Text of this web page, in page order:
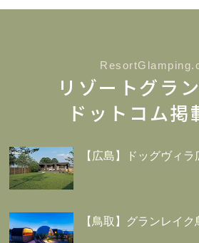
リゾートグラ
ドットコム掲
【広島】ドッグヴィラ
【鳥取】グランレイク